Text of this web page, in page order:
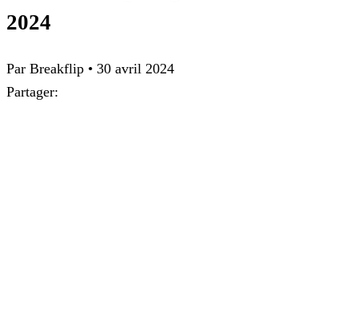
2024
Par Breakflip • 30 avril 2024
Partager: